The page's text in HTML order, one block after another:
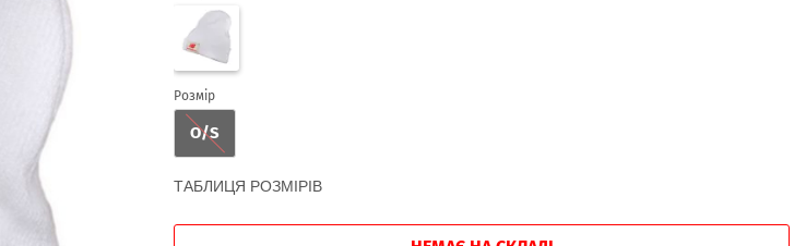
Розмір
O/S
ТАБЛИЦЯ РОЗМІРІВ